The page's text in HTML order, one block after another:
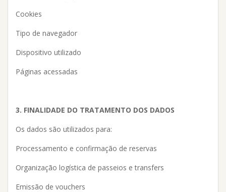
Cookies
Tipo de navegador
Dispositivo utilizado
Páginas acessadas
3. FINALIDADE DO TRATAMENTO DOS DADOS
Os dados são utilizados para:
Processamento e confirmação de reservas
Organização logística de passeios e transfers
Emissão de vouchers